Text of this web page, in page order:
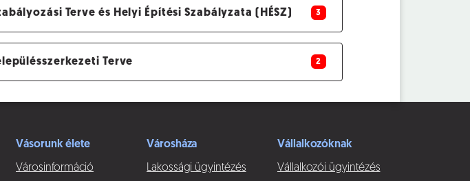
Terve és Helyi Építési Szabályzata (HÉSZ) 3
Terve 2
Vásorunk élete
Városinformáció
Városháza
Lakossági ügyintézés
Vállalkozóknak
Vállalkozói ügyintézés